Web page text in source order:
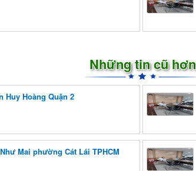
Những tin cũ hơn
Huy Hoàng Quận 2
Mai phường Cát Lái TPHCM